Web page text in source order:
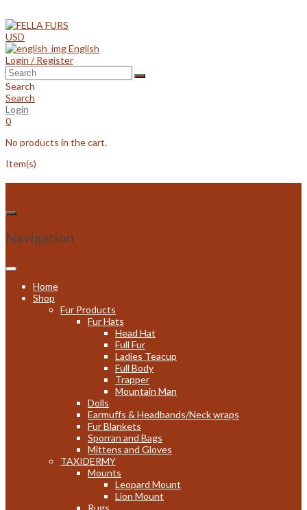
to
content
USD
English
Login / Register
Search
Search
Login
0
No products in the cart.
Item(s)
Navigation
Home
Shop
Fur Products
Fur Hats
Head Hat
Full Fur
Ladies Teacup
Full Body
Trapper
Mountain Man
Dolls
Earmuffs & Headbands/Neck wraps
Fur Blankets
Sporran and Bags
Mittens and Gloves
TAXIDERMY
Mounts
Leopard Mount
Lion Mount
Rugs